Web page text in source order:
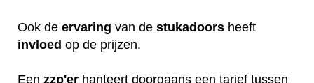
Ook de ervaring van de stukadoors heeft
invloed op de prijzen.
Een zzp'er hanteert doorgaans een tarief tussen